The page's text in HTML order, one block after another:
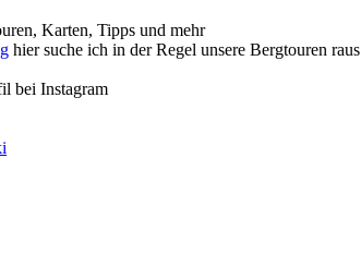
Karten, Tipps und mehr
hier suche ich in der Regel unsere Bergtouren raus
bei Instagram